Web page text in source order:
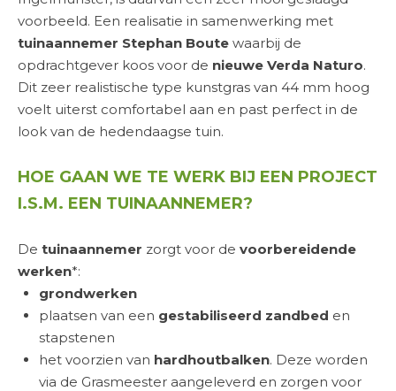
voorbeeld. Een realisatie in samenwerking met
tuinaannemer Stephan Boute waarbij de
opdrachtgever koos voor de nieuwe Verda Naturo.
Dit zeer realistische type kunstgras van 44 mm hoog
voelt uiterst comfortabel aan en past perfect in de
look van de hedendaagse tuin.
HOE GAAN WE TE WERK BIJ EEN PROJECT
I.S.M. EEN TUINAANNEMER?
De tuinaannemer zorgt voor de voorbereidende
werken*:
grondwerken
plaatsen van een gestabiliseerd zandbed en
stapstenen
het voorzien van hardhoutbalken. Deze worden
via de Grasmeester aangeleverd en zorgen voor